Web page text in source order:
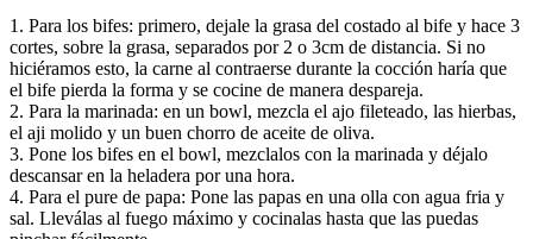
1. Para los bifes: primero, dejale la grasa del costado al bife y hace 3
cortes, sobre la grasa, separados por 2 o 3cm de distancia. Si no
hiciéramos esto, la carne al contraerse durante la cocción haría que
el bife pierda la forma y se cocine de manera despareja.
2. Para la marinada: en un bowl, mezcla el ajo fileteado, las hierbas,
el aji molido y un buen chorro de aceite de oliva.
3. Pone los bifes en el bowl, mezclalos con la marinada y déjalo
descansar en la heladera por una hora.
4. Para el pure de papa: Pone las papas en una olla con agua fria y
sal. Lleválas al fuego máximo y cocinalas hasta que las puedas